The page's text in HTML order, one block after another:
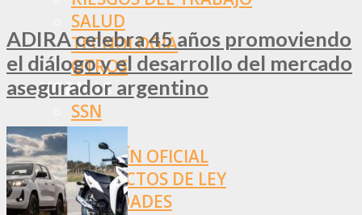
SALUD
TECNOLOGÍA
OTROS
NORMAS
SSN
SRT
BOLETÍN OFICIAL
PROYECTOS DE LEY
SOCIEDADES
ADIRA celebra 45 años promoviendo
el diálogo y el desarrollo del mercado
asegurador argentino